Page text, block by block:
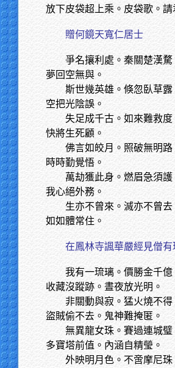
放下皮袋超上乘。皮袋歌。請
贈何鏡天寬仁居士
爭名攘利處。秦關楚漢騖
夢回空無與。
斯世幾英雄。倏忽臥草露
空把光陰誤。
失足成千古。如來難救度
快將生死顧。
佛言如皎月。照破無明路
時時勤覺悟。
萬劫獲此身。燃眉急須護
我心絕外務。
生亦不曾來。滅亦不曾去
如如體常住。
在鳳林寺諷華嚴經見僧
我有一琉璃。價勝金千億
收藏沒蹤跡。晝夜放光明。
非關動與寂。猛火燒不得
盜賊偷不去。鬼神難掩匿。
無異龍女珠。賽過連城璧
多寶塔前值。內涵自精瑩。
外映明月色。不啻摩尼珠